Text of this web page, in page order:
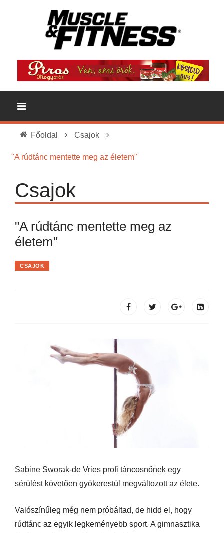
Főoldal Csajok
"A rúdtánc mentette meg az életem"
Csajok
"A rúdtánc mentette meg az
életem"
CSAJOK
Sabine Sworak-de Vries profi táncosnőnek egy
sérülést követően gyökerestül megváltozott az élete.
Valószínűleg még nem próbáltad, de hidd el, hogy
rúdtánc az egyik legkeményebb sport. A gimnasztika